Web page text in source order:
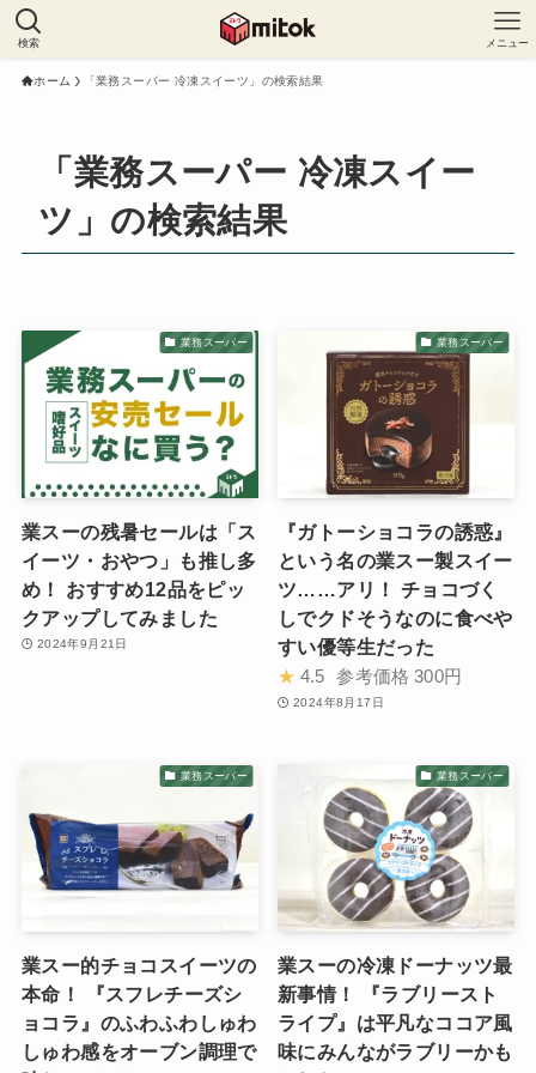
検索 メニュー
ホーム 「業務スーパー 冷凍スイーツ」の検索結果
「業務スーパー 冷凍スイー
ツ」の検索結果
業務スーパー
業スーの残暑セールは「ス
イーツ・おやつ」も推し多
め！ おすすめ12品をピッ
クアップしてみました
2024年9月21日
業務スーパー
『ガトーショコラの誘惑』
という名の業スー製スイー
ツ……アリ！ チョコづく
しでクドそうなのに食べや
すい優等生だった
★ 4.5 参考価格 300円
2024年8月17日
業務スーパー
業スー的チョコスイーツの
本命！ 『スフレチーズシ
ョコラ』のふわふわしゅわ
しゅわ感をオーブン調理で
業務スーパー
業スーの冷凍ドーナッツ最
新事情！ 『ラブリースト
ライプ』は平凡なココア風
味にみんながラブリーかも